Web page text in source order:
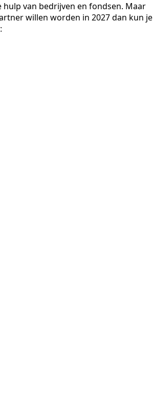
van bedrijven en fondsen. Maar
willen worden in 2027 dan kun je